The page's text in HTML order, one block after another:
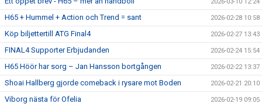
H65 + Hummel + Action och Trend = sant 2026-02-28 10:58
Köp biljettertill ATG Final4 2026-02-27 13:43
FINAL4 Supporter Erbjudanden 2026-02-24 15:54
H65 Höör har sorg – Jan Hansson bortgången 2026-02-22 13:37
Shoai Hallberg gjorde comeback i rysare mot Boden 2026-02-21 20:10
Viborg nästa för Ofelia 2026-02-19 09:05